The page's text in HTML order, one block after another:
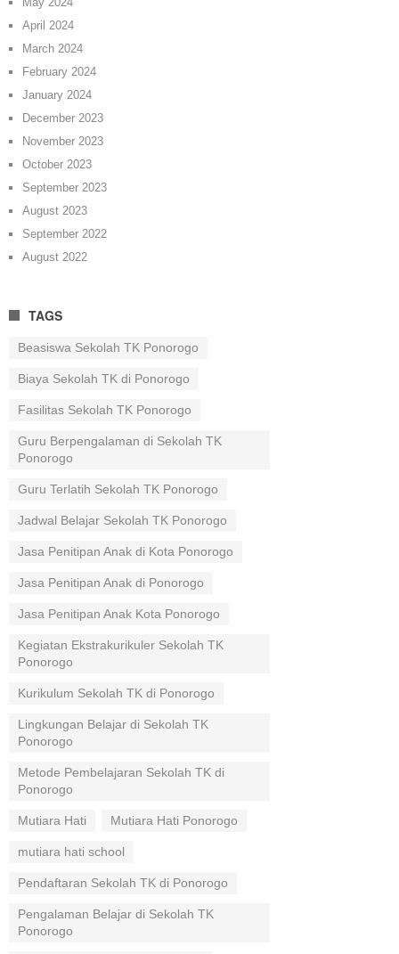
April 2024
March 2024
February 2024
January 2024
December 2023
November 2023
October 2023
September 2023
August 2023
September 2022
August 2022
TAGS
Beasiswa Sekolah TK Ponorogo
Biaya Sekolah TK di Ponorogo
Fasilitas Sekolah TK Ponorogo
Guru Berpengalaman di Sekolah TK
Ponorogo
Guru Terlatih Sekolah TK Ponorogo
Jadwal Belajar Sekolah TK Ponorogo
Jasa Penitipan Anak di Kota Ponorogo
Jasa Penitipan Anak di Ponorogo
Jasa Penitipan Anak Kota Ponorogo
Kegiatan Ekstrakurikuler Sekolah TK
Ponorogo
Kurikulum Sekolah TK di Ponorogo
Lingkungan Belajar di Sekolah TK
Ponorogo
Metode Pembelajaran Sekolah TK di
Ponorogo
Mutiara Hati Mutiara Hati Ponorogo
mutiara hati school
Pendaftaran Sekolah TK di Ponorogo
Pengalaman Belajar di Sekolah TK
Ponorogo